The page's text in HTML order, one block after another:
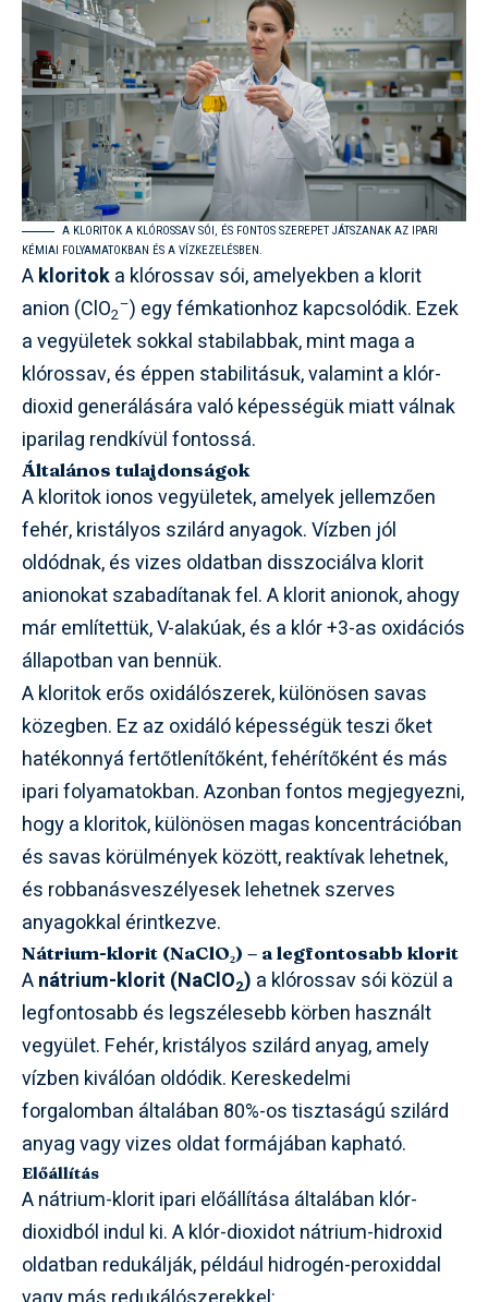
A KLORITOK A KLÓROSSAV SÓI, ÉS FONTOS SZEREPET JÁTSZANAK AZ IPARI
KÉMIAI FOLYAMATOKBAN ÉS A VÍZKEZELÉSBEN.
Akloritoka klórossav sói, amelyekben a klorit
anion (ClO2
–) egy fémkationhoz kapcsolódik. Ezek
a vegyületek sokkal stabilabbak, mint maga a
klórossav, és éppen stabilitásuk, valamint a klór-
dioxid generálására való képességük miatt válnak
iparilag rendkívül fontossá.
Általános tulajdonságok
A kloritok ionos vegyületek, amelyek jellemzően
fehér, kristályos szilárd anyagok. Vízben jól
oldódnak, és vizes oldatban disszociálva klorit
anionokat szabadítanak fel. A klorit anionok, ahogy
már említettük, V-alakúak, és a klór +3-as oxidációs
állapotban van bennük.
A kloritok erős oxidálószerek, különösen savas
közegben. Ez az oxidáló képességük teszi őket
hatékonnyá fertőtlenítőként, fehérítőként és más
ipari folyamatokban. Azonban fontos megjegyezni,
hogy a kloritok, különösen magas koncentrációban
és savas körülmények között, reaktívak lehetnek,
és robbanásveszélyesek lehetnek szerves
anyagokkal érintkezve.
Nátrium-klorit (NaClO₂) – a legfontosabb klorit
Anátrium-klorit (NaClO2) a klórossav sói közül a
legfontosabb és legszélesebb körben használt
vegyület. Fehér, kristályos szilárd anyag, amely
vízben kiválóan oldódik. Kereskedelmi
forgalomban általában 80%-os tisztaságú szilárd
anyag vagy vizes oldat formájában kapható.
Előállítás
A nátrium-klorit ipari előállítása általában klór-
dioxidból indul ki. A klór-dioxidot nátrium-hidroxid
oldatban redukálják, például hidrogén-peroxiddal